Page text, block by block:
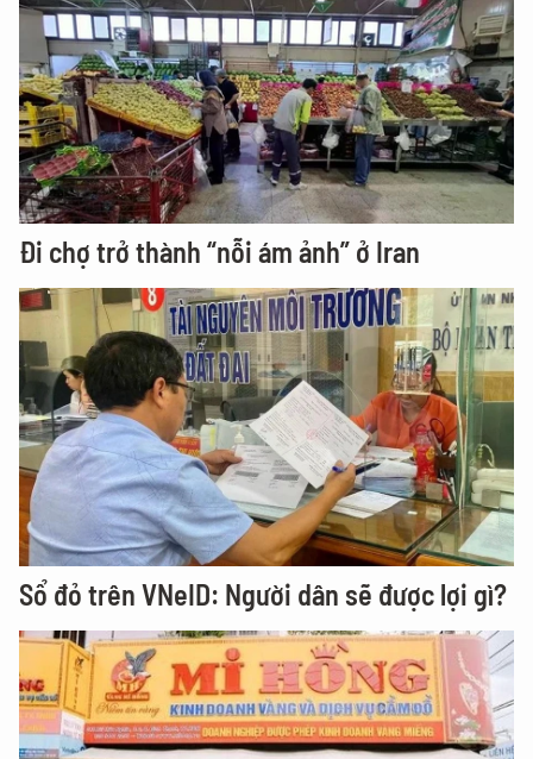
Đi chợ trở thành “nỗi ám ảnh” ở Iran
Sổ đỏ trên VNeID: Người dân sẽ được lợi gì?